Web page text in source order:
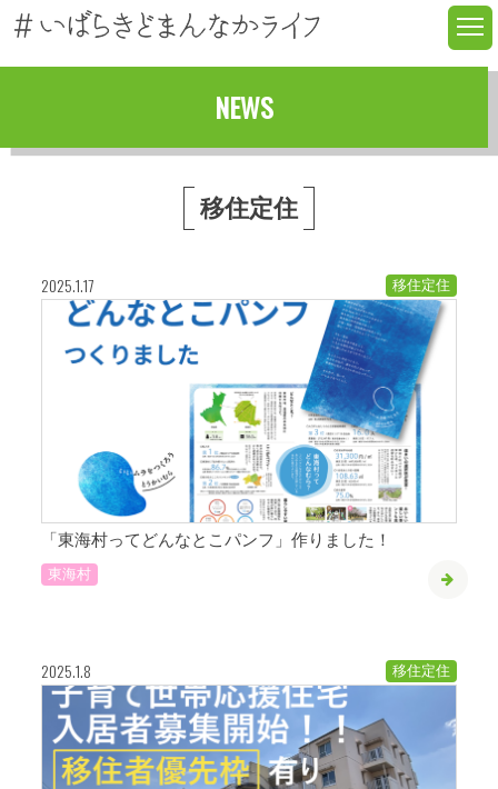
NEWS
移住定住
2025.1.17 移住定住
「東海村ってどんなとこパンフ」作りました！
東海村
2025.1.8 移住定住